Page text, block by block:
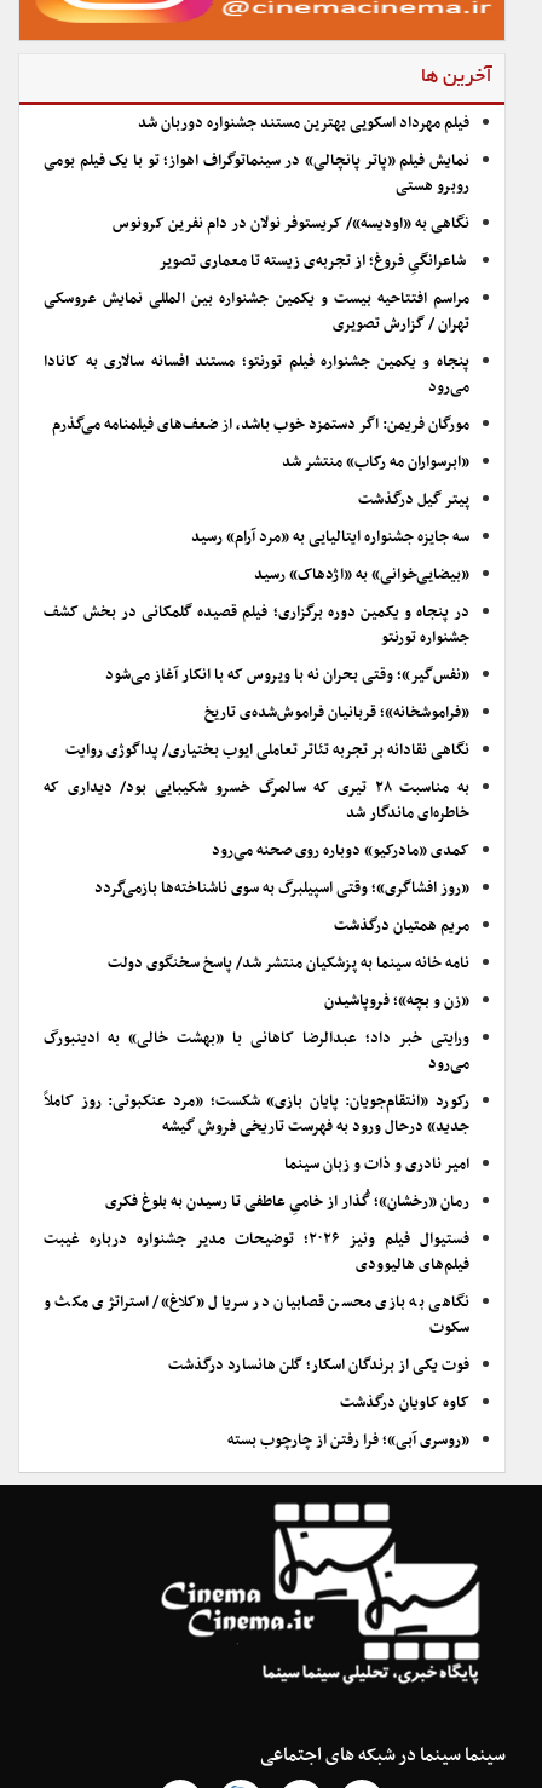
آخرین ها
فیلم مهرداد اسکویی بهترین مستند جشنواره دوربان شد
نمایش فیلم «پاتر پانچالی» در سینماتوگراف اهواز؛ تو با یک فیلم بومی
روبرو هستی
نگاهی به «اودیسه»/ کریستوفر نولان در دام نفرین کرونوس
شاعرانگیِ فروغ؛ از تجربه‌ی زیسته تا معماری تصویر
مراسم افتتاحیه بیست و یکمین جشنواره بین المللی نمایش عروسکی
تهران / گزارش تصویری
پنجاه و یکمین جشنواره فیلم تورنتو؛ مستند افسانه سالاری به کانادا
می‌رود
مورگان فریمن: اگر دستمزد خوب باشد، از ضعف‌های فیلمنامه می‌گذرم
«ابرسواران مه رکاب» منتشر شد
پیتر گیل درگذشت
سه جایزه جشنواره ایتالیایی به «مرد آرام» رسید
«بیضایی‌خوانی» به «اژدهاک» رسید
در پنجاه و یکمین دوره برگزاری؛ فیلم قصیده گلمکانی در بخش کشف
جشنواره تورنتو
«نفس‌گیر»؛ وقتی بحران نه با ویروس که با انکار آغاز می‌شود
«فراموشخانه»؛ قربانیان فراموش‌شده‌ی تاریخ
نگاهی نقادانه بر تجربه تئاتر تعاملی ایوب بختیاری/ پداگوژی روایت
به مناسبت ۲۸ تیری که سالمرگ خسرو شکیبایی بود/ دیداری که
خاطره‌ای ماندگار شد
کمدی «مادرکیو» دوباره روی صحنه می‌رود
«روز افشاگری»؛ وقتی اسپیلبرگ به سوی ناشناخته‌ها بازمی‌گردد
مریم همتیان درگذشت
نامه خانه سینما به پزشکیان منتشر شد/ پاسخ سخنگوی دولت
«زن و بچه»؛ فروپاشیدن
ورایتی خبر داد؛ عبدالرضا کاهانی با «بهشت خالی» به ادینبورگ
می‌رود
رکورد «انتقام‌جویان: پایان بازی» شکست؛ «مرد عنکبوتی: روز کاملاً
جدید» درحال ورود به فهرست تاریخی فروش گیشه
امیر نادری و ذات و زبان سینما
رمان «رخشان»؛ گُذار از خامیِ عاطفی تا رسیدن به بلوغ فکری
فستیوال فیلم ونیز ۲۰۲۶؛ توضیحات مدیر جشنواره درباره غیبت
فیلم‌های هالیوودی
نگاهی به بازی محسن قصابیان در سریال «کلاغ»/ استراتژی مکث و
سکوت
فوت یکی از برندگان اسکار؛ گلن هانسارد درگذشت
کاوه کاویان درگذشت
«روسری آبی»؛ فرا رفتن از چارچوب بسته
سینما سینما در شبکه های اجتماعی